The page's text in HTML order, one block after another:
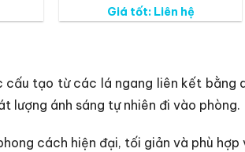
Giá tốt: Liên hệ
cấu tạo từ các lá ngang liên kết
lượng ánh sáng tự nhiên đi vào phòng.
cách hiện đại, tối giản và phù